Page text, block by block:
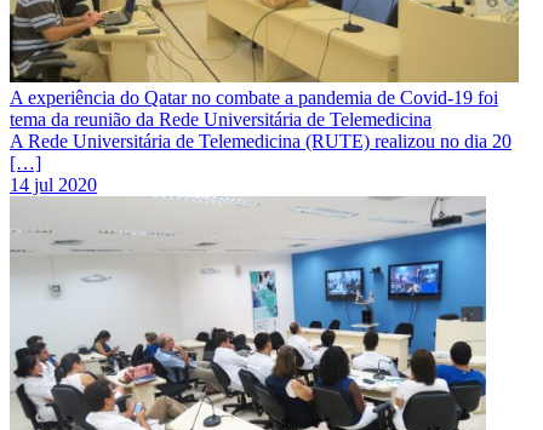
A experiência do Qatar no combate a pandemia de Covid-19 foi
tema da reunião da Rede Universitária de Telemedicina
A Rede Universitária de Telemedicina (RUTE) realizou no dia 20
[…]
14 jul 2020